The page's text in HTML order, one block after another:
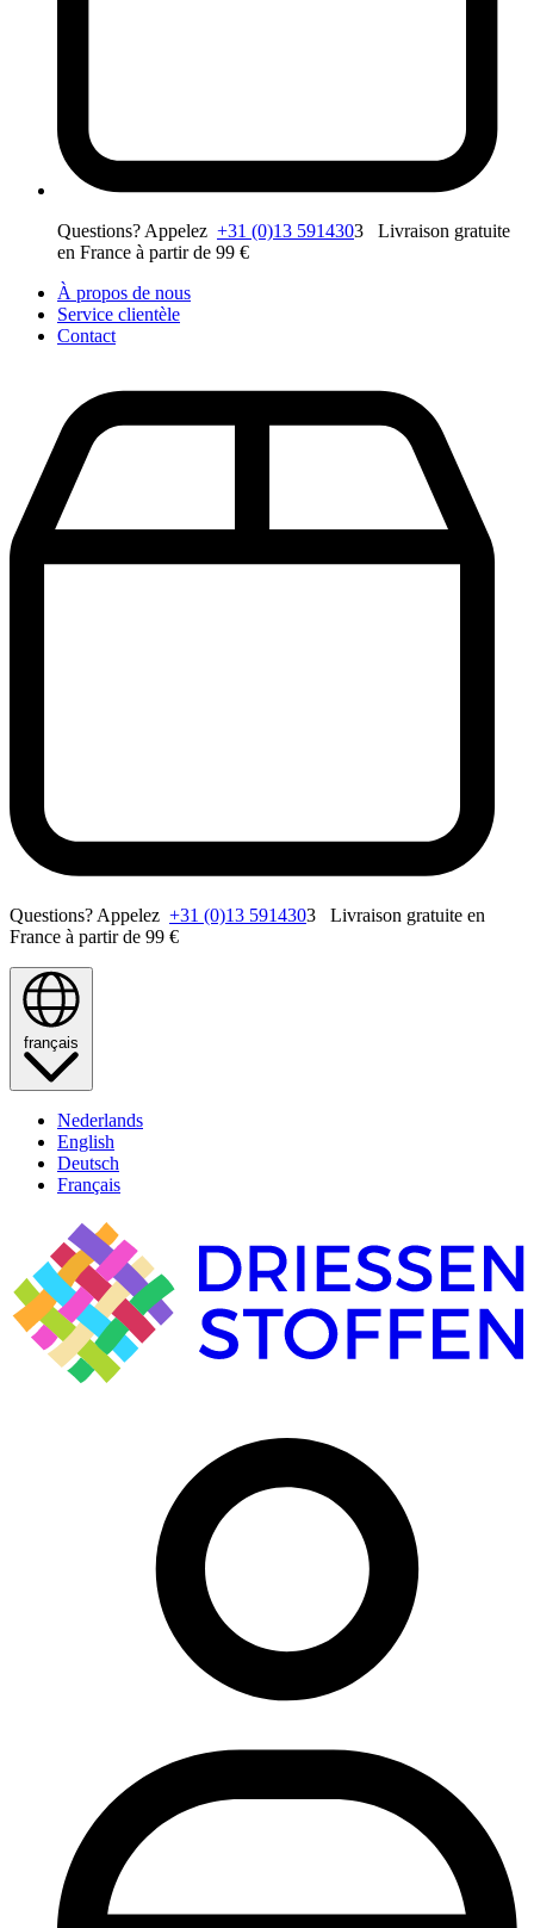
Questions? Appelez +31 (0)13 5914303 Livraison gratuite
en France à partir de 99 €
À propos de nous
Service clientèle
Contact
Questions? Appelez +31 (0)13 5914303 Livraison gratuite en
France à partir de 99 €
français
Nederlands
English
Deutsch
Français